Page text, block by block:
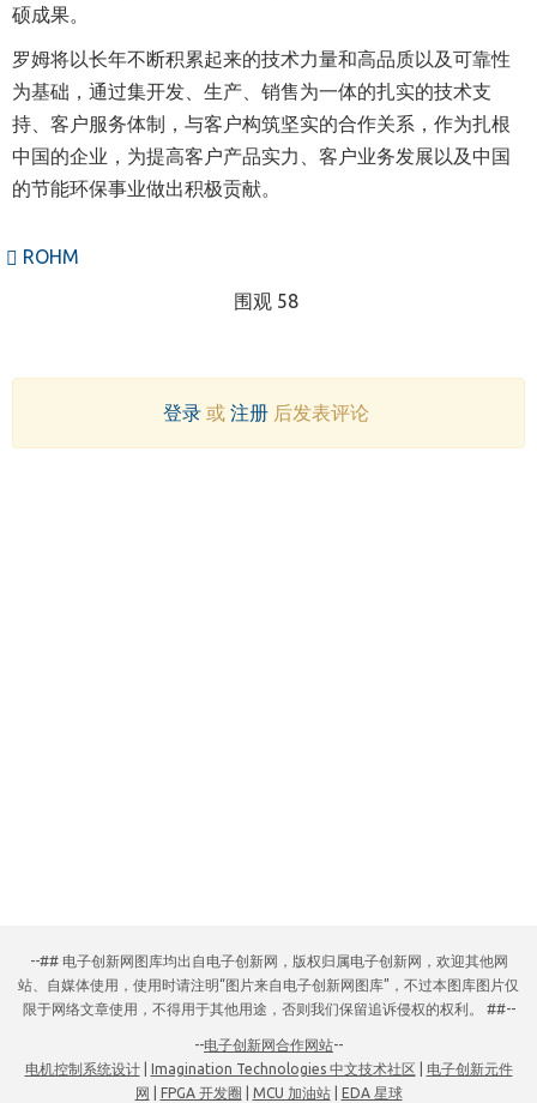
硕成果。
罗姆将以长年不断积累起来的技术力量和高品质以及可靠性
为基础，通过集开发、生产、销售为一体的扎实的技术支
持、客户服务体制，与客户构筑坚实的合作关系，作为扎根
中国的企业，为提高客户产品实力、客户业务发展以及中国
的节能环保事业做出积极贡献。
ROHM
围观 58
登录或 注册后发表评论
--## 电子创新网图库均出自电子创新网，版权归属电子创新网，欢迎其他网
站、自媒体使用，使用时请注明“图片来自电子创新网图库”，不过本图库图片仅
限于网络文章使用，不得用于其他用途，否则我们保留追诉侵权的权利。 ##--
--电子创新网合作网站--
电机控制系统设计| Imagination Technologies 中文技术社区
电子创新元件
网
FPGA 开发圈 MCU 加油站| EDA 星球